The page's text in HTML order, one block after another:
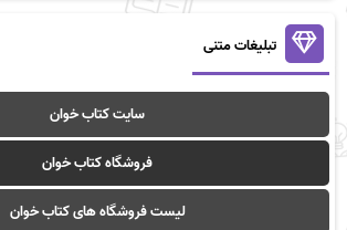
تبلیغات متنی
سایت کتاب خوان
فروشگاه کتاب خوان
لیست فروشگاه های کتاب خوان